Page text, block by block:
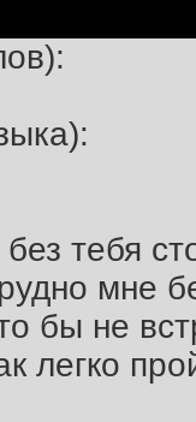
тебя
мне
бы не
легко